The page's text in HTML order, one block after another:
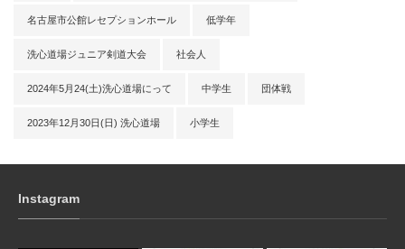
名古屋市公館レセプションホール 低学年
洗心道場ジュニア剣道大会 社会人
2024年5月24(土)洗心道場にって 中学生 団体戦
2023年12月30日(日) 洗心道場 小学生
Instagram